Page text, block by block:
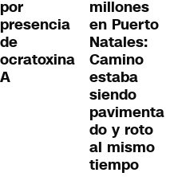
por
presencia
de
ocratoxina
A
millones
en Puerto
Natales:
Camino
estaba
siendo
pavimenta
do y roto
al mismo
tiempo